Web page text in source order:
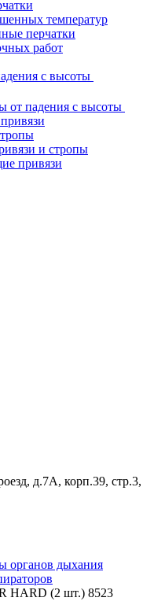
температур
перчатки
работ
с высоты
от падения с высоты
и стропы
привязи
д.7А, корп.39, стр.3,
органов дыхания
HARD (2 шт.) 8523